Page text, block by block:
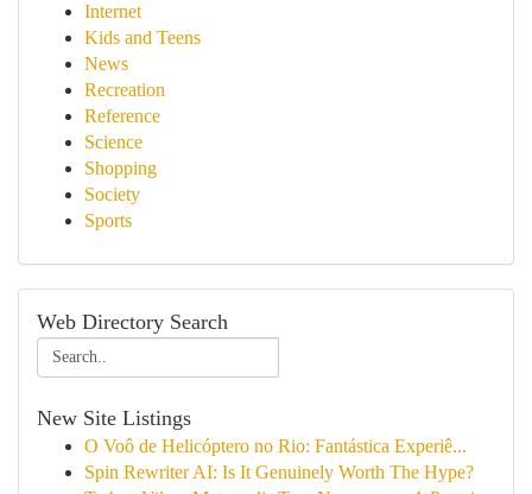
Internet
Kids and Teens
News
Recreation
Reference
Science
Shopping
Society
Sports
Web Directory Search
New Site Listings
O Voô de Helicóptero no Rio: Fantástica Experiê...
Spin Rewriter AI: Is It Genuinely Worth The Hype?